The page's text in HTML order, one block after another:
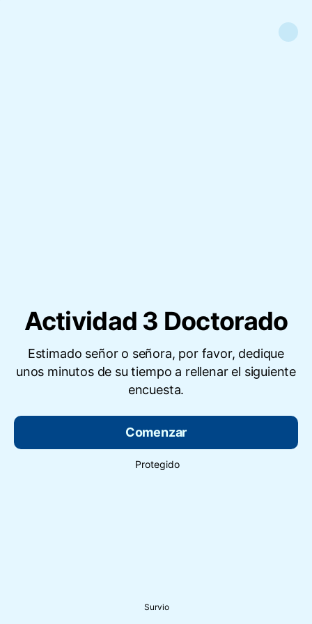
Actividad 3 Doctorado
Estimado señor o señora, por favor, dedique
unos minutos de su tiempo a rellenar el siguiente
encuesta.
Comenzar
Protegido
Survio